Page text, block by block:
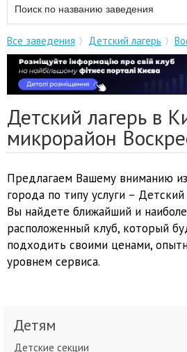
Все заведения Детский лагерь
Детский лагерь в
микрорайон
Предлагаем Вашему вниманию
города по типу услуги –
Вы найдете ближайший и
расположенный клуб, который
подходить своими ценами,
уровнем сервиса.
Детям
Детские секции